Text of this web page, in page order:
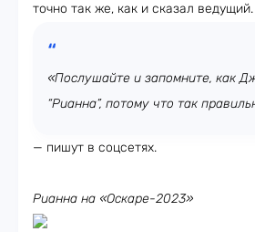
точно так же, как и сказал ведущий.
«Послушайте и запомните, как
“Рианна”, потому что так
— пишут в соцсетях.
Рианна на «Оскаре-2023»